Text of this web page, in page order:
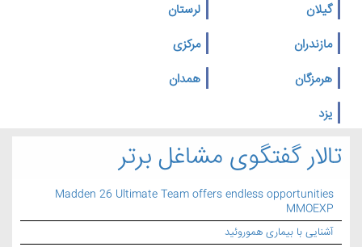
گیلان
لرستان
مازندران
مرکزی
هرمزگان
همدان
یزد
تالار گفتگوی مشاغل برتر
Madden 26 Ultimate Team offers endless opportunities
MMOEXP
آشنایی با بیماری هموروئید